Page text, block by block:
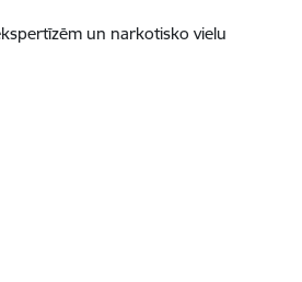
un narkotisko vielu